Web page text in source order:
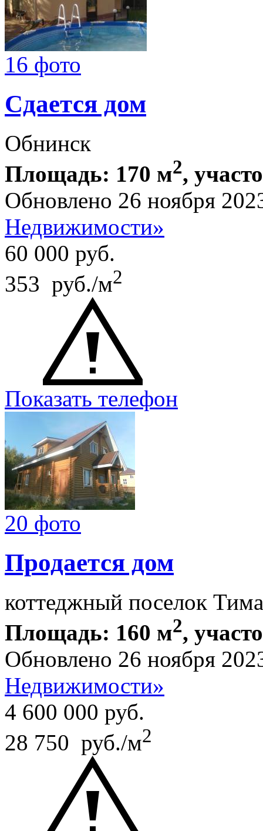
16 фото
Сдается дом
Обнинск
Площадь: 170 м2,
Обновлено 26 ноября
Недвижимости»
60 000 руб.
353 руб./м2
Показать телефон
20 фото
Продается дом
коттеджный поселок
Площадь: 160 м2,
Обновлено 26 ноября
Недвижимости»
4 600 000 руб.
28 750 руб./м2